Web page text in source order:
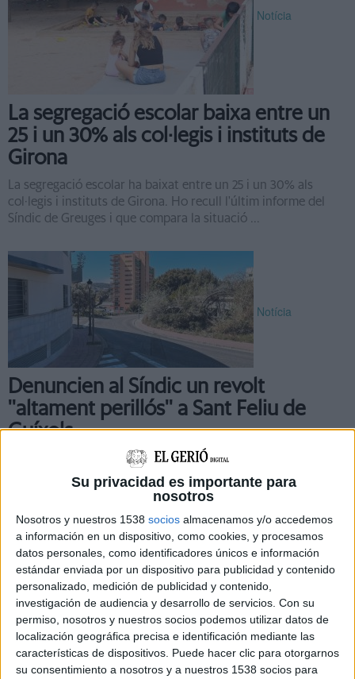
Su privacidad es importante para
nosotros
Nosotros y nuestros 1538 socios almacenamos y/o accedemos
a información en un dispositivo, como cookies, y procesamos
datos personales, como identificadores únicos e información
estándar enviada por un dispositivo para publicidad y contenido
personalizado, medición de publicidad y contenido,
investigación de audiencia y desarrollo de servicios. Con su
permiso, nosotros y nuestros socios podemos utilizar datos de
localización geográfica precisa e identificación mediante las
características de dispositivos. Puede hacer clic para otorgarnos
su consentimiento a nosotros y a nuestros 1538 socios para
Notícia
La segregació escolar baixa entre un
25 i un 30% als col·legis i instituts de
Girona
La segregació escolar ha baixat entre un 25 i un 30% als
col·legis i instituts de Girona. Ho recull l'últim informe del
Síndic de Greuges i que compara la situació ...
Notícia
Denuncien al Síndic un revolt
''altament perillós'' a Sant Feliu de
Guíxols
El Síndic de Greuges de Catalunya ha rebut la queixa d'un
grup de veïns del carrer Guardiola de Sant Feliu de Guíxols
(Baix Empordà), tips de denunciar en el transcurs de ...
Notícia